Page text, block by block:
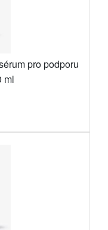
pro podporu
ml